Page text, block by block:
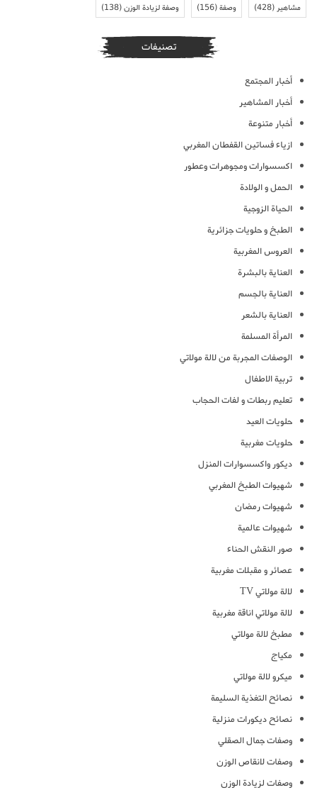
مشاهير(428) وصفة(156) وصفة لزيادة الوزن(138)
تصنيفات
أخبار المجتمع
أخبار المشاهير
أخبار متنوعة
ازياء فساتين القفطان المغربي
اكسسوارات ومجوهرات وعطور
الحمل و الولادة
الحياة الزوجية
الطبخ و حلويات جزائرية
العروس المغربية
العناية بالبشرة
العناية بالجسم
العناية بالشعر
المرأة المسلمة
الوصفات المجربة من لالة مولاتي
تربية الاطفال
تعليم ربطات و لفات الحجاب
حلويات العيد
حلويات مغربية
ديكور واكسسوارات المنزل
شهيوات الطبخ المغربي
شهيوات رمضان
شهيوات عالمية
صور النقش الحناء
عصائر و مقبلات مغربية
لالة مولاتي TV
لالة مولاتي اناقة مغربية
مطبخ لالة مولاتي
مكياج
ميكرو لالة مولاتي
نصائح التغذية السليمة
نصائح ديكورات منزلية
وصفات جمال الصقلي
وصفات لانقاص الوزن
وصفات لزيادة الوزن